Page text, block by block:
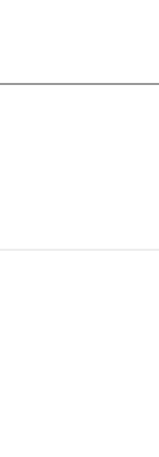
ジ